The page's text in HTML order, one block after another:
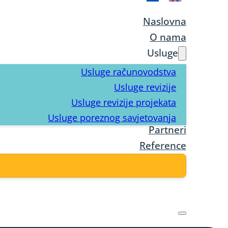
Naslovna
O nama
Usluge
Usluge računovodstva
Usluge revizije
Usluge revizije projekata
Usluge poreznog savjetovanja
Partneri
Reference